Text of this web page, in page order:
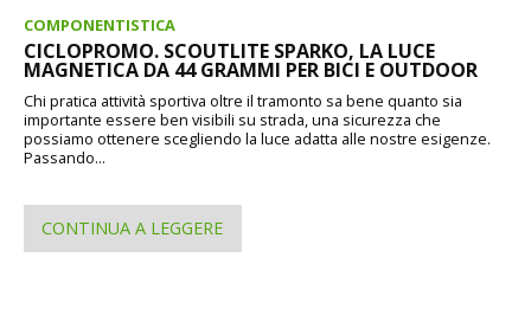
COMPONENTISTICA
CICLOPROMO. SCOUTLITE SPARKO, LA LUCE
MAGNETICA DA 44 GRAMMI PER BICI E OUTDOOR
Chi pratica attività sportiva oltre il tramonto sa bene quanto sia
importante essere ben visibili su strada, una sicurezza che
possiamo ottenere scegliendo la luce adatta alle nostre esigenze.
Passando...
CONTINUA A LEGGERE